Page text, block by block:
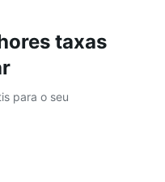
taxas
para o seu